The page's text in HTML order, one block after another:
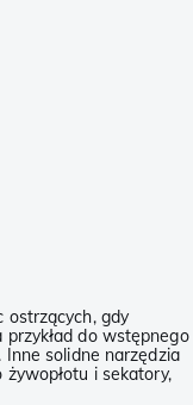
ostrzących, gdy
przykład do wstępnego
solidne narzędzia
i sekatory,